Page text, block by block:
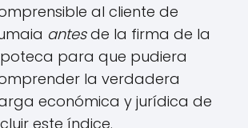
al cliente de
antesde la firma de la
para que pudiera
la verdadera
económica y jurídica de
este índice.